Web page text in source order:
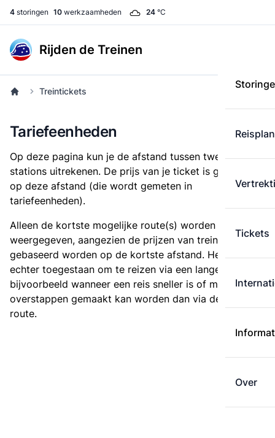
4 storingen 10 werkzaamheden 24 °C
Rijden de Treinen
Tickets
Over
Treintickets
Tariefeenheden
Op deze pagina kun je de afstand tussen twee
stations uitrekenen. De prijs van je ticket is gebaseerd
op deze afstand (die wordt gemeten in
tariefeenheden).
Alleen de kortste mogelijke route(s) worden
weergegeven, aangezien de prijzen van treintickets
gebaseerd worden op de kortste afstand. Het is
echter toegestaan om te reizen via een langere route,
bijvoorbeeld wanneer een reis sneller is of met minder
overstappen gemaakt kan worden dan via de kortste
route.